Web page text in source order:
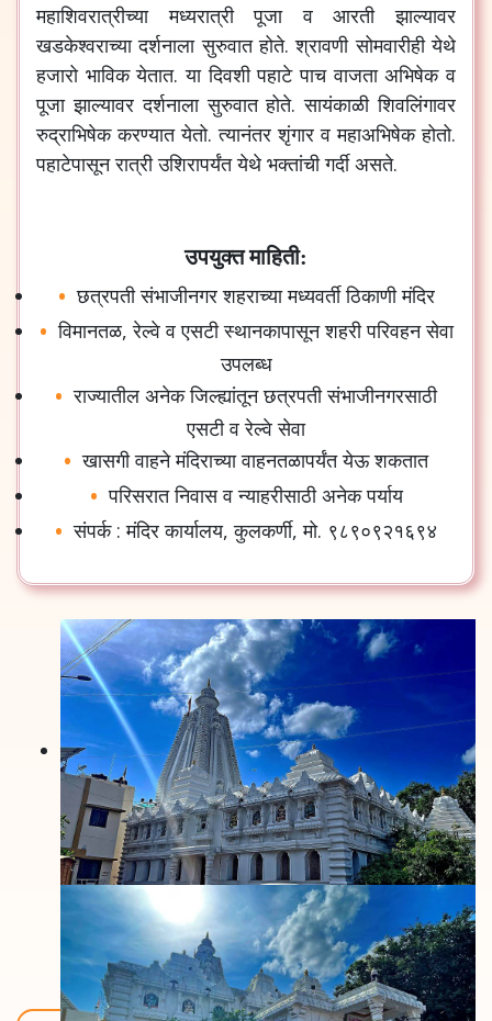
महाशिवरात्रीच्या
मध्यरात्री पूजा व आरती
झाल्यावर
खडकेश्वराच्या दर्शनाला सुरुवात होते.श्रावणी सोमवारीही येथे
हजारो भाविक येतात.या दिवशी पहाटे पाच वाजता अभिषेक व
पूजा झाल्यावर दर्शनाला सुरुवात होते.सायंकाळी शिवलिंगावर
रुद्राभिषेक करण्यात येतो.त्यानंतर शृंगार व महाअभिषेक होतो.
पहाटेपासून रात्री उशिरापर्यंत येथे भक्तांची गर्दी असते.
उपयुक्त माहिती:
छत्रपती संभाजीनगर शहराच्या मध्यवर्ती ठिकाणी मंदिर
विमानतळ,रेल्वे व एसटी स्थानकापासून शहरी परिवहन सेवा
उपलब्ध
राज्यातील अनेक जिल्ह्यांतून छत्रपती संभाजीनगरसाठी
एसटी व रेल्वे सेवा
खासगी वाहने मंदिराच्या वाहनतळापर्यंत येऊ शकतात
परिसरात निवास व न्याहरीसाठी अनेक पर्याय
संपर्क:मंदिर कार्यालय,कुलकर्णी,मो. ९८९०९२१६९४